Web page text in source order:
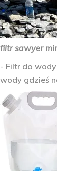
filtr sawyer
- Filtr do
wody gdzieś